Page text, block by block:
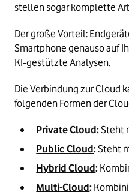
stellen sogar komplette
Der große Vorteil:
Smartphone genauso auf
KI‑gestützte Analysen.
Die Verbindung zur Cloud
folgenden Formen der
Private Cloud: Steht
Public Cloud: Steht
Hybrid Cloud:
Multi-Cloud: